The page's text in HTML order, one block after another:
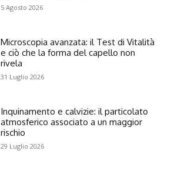
5 Agosto 2026
Microscopia avanzata: il Test di Vitalità
e ciò che la forma del capello non
rivela
31 Luglio 2026
Inquinamento e calvizie: il particolato
atmosferico associato a un maggior
rischio
29 Luglio 2026